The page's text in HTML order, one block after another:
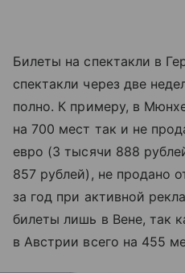
Билеты на спектакли в
спектакли через две
полно. К примеру, в
на 700 мест так и не
евро (3 тысячи 888
857 рублей), не продано
за год при активной
билеты лишь в Вене, так
в Австрии всего на 455